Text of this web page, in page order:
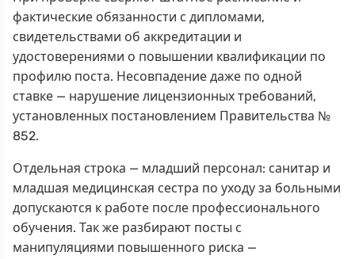
фактические обязанности с дипломами,
свидетельствами об аккредитации и
удостоверениями о повышении квалификации по
профилю поста. Несовпадение даже по одной
ставке — нарушение лицензионных требований,
установленных постановлением Правительства №
852.
Отдельная строка — младший персонал: санитар и
младшая медицинская сестра по уходу за больными
допускаются к работе после профессионального
обучения. Так же разбирают посты с
манипуляциями повышенного риска —